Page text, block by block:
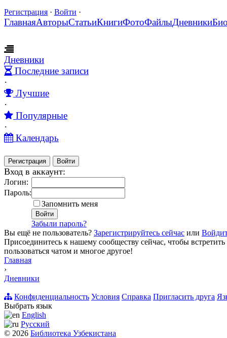
Регистрация · Войти ·
ГлавнаяАвторыСтатьиКнигиФотоФайлыДневники
Дневники
Последние записи
·
Лучшие
·
Популярные
·
Календарь
Регистрация Войти
Вход в аккаунт:
Логин:
Пароль:
Запомнить меня
Забыли пароль?
Вы ещё не пользователь? Зарегистрируйтесь сейчас или
Присоединитесь к нашему сообществу сейчас, чтобы
пользоваться чатом и многое другое!
Главная
›
Дневники
Конфиденциальность Условия Справка Пригласить друга
Выбрать язык
English
Русский
© 2026 Библиотека Узбекистана